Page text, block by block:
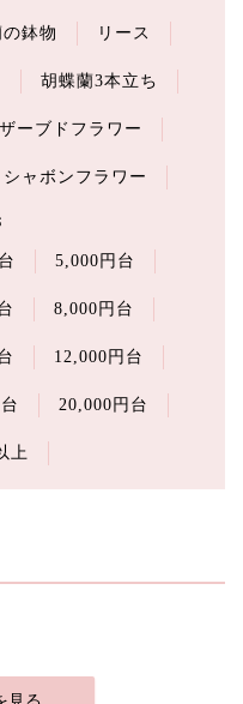
の鉢物 リース
胡蝶蘭3本立ち
ーブドフラワー
シャボンフラワー
5,000円台
8,000円台
12,000円台
20,000円台
上